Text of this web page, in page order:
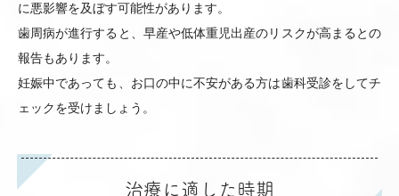
に悪影響を及ぼす可能性があります。
歯周病が進行すると、早産や低体重児出産のリスクが高まるとの
報告もあります。
妊娠中であっても、お口の中に不安がある方は歯科受診をしてチ
ェックを受けましょう。
治療に適した時期